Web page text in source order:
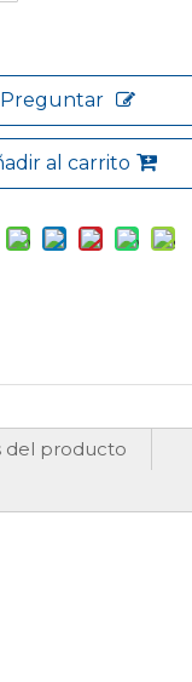
Preguntar
al carrito
del producto